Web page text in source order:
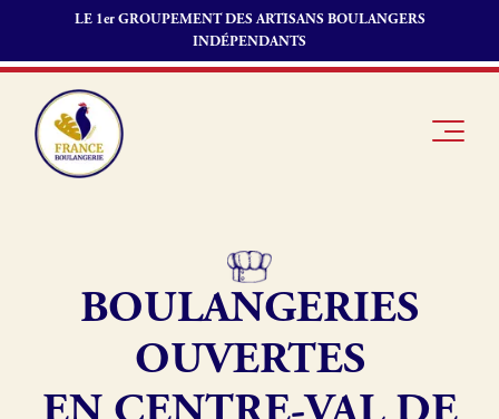
LE 1er GROUPEMENT DES ARTISANS BOULANGERS
INDÉPENDANTS
Je suis
Je découvre
Boulangerie
Offres
Fonds de
Je suis
BOULANGERIES
OUVERTES